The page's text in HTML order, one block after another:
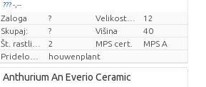
??? -,--
Cena za kos
Zaloga ?
12
Skupaj:
? Višina
40
2 MPS cert.
MPS A
houwenplant
Anthurium An Everio Ceramic